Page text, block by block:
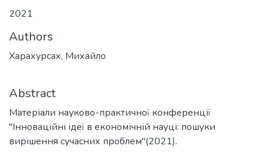
2021
Authors
Харахурсах, Михайло
Abstract
Матеріали науково-практичної конференції
"Інноваційні ідеї в економічній науці: пошуки
вирішення сучасних проблем"(2021).